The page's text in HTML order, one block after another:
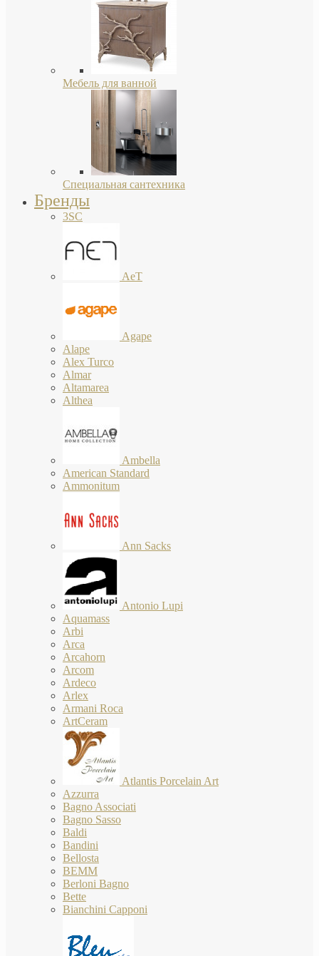
Мебель для ванной
Специальная сантехника
Бренды
3SC
AeT
Agape
Alape
Alex Turco
Almar
Altamarea
Althea
Ambella
American Standard
Ammonitum
Ann Sacks
Antonio Lupi
Aquamass
Arbi
Arca
Arcahorn
Arcom
Ardeco
Arlex
Armani Roca
ArtCeram
Atlantis Porcelain Art
Azzurra
Bagno Associati
Bagno Sasso
Baldi
Bandini
Bellosta
BEMM
Berloni Bagno
Bette
Bianchini Capponi